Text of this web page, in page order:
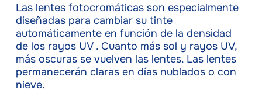
Las lentes fotocromáticas son especialmente
diseñadas para cambiar su tinte
automáticamente en función de la densidad
de los rayos UV . Cuanto más sol y rayos UV,
más oscuras se vuelven las lentes. Las lentes
permanecerán claras en días nublados o con
nieve.